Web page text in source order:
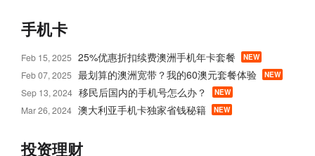
手机卡
Feb 15, 2025 25%优惠折扣续费澳洲手机年卡套餐 NEW
Feb 07, 2025 最划算的澳洲宽带？我的60澳元套餐体验 NEW
Sep 13, 2024 移民后国内的手机号怎么办？ NEW
Mar 26, 2024 澳大利亚手机卡独家省钱秘籍 NEW
投资理财